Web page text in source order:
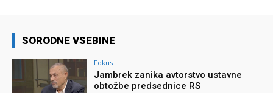
SORODNE VSEBINE
Fokus
Jambrek zanika avtorstvo ustavne
obtožbe predsednice RS